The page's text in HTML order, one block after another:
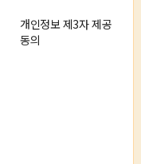
개인정보 제3자 제공
동의